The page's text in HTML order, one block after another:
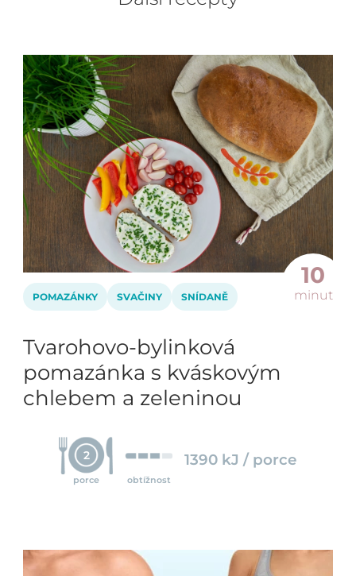
10
minut
POMAZÁNKY SVAČINY SNÍDANĚ
Tvarohovo-bylinková
pomazánka s kváskovým
chlebem a zeleninou
2
porce obtížnost
1390 kJ / porce